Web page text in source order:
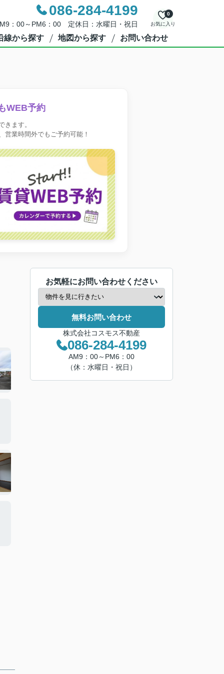
086-284-4199
：00～PM6：00 定休日：水曜日・祝日 お気に入り
0
線から探す 地図から探す お問い合わせ
WEB予約
きます。
営業時間外でもご予約可能！
お気軽にお問い合わせください
無料お問い合わせ
株式会社コスモス不動産
086-284-4199
AM9：00～PM6：00
（休：水曜日・祝日）